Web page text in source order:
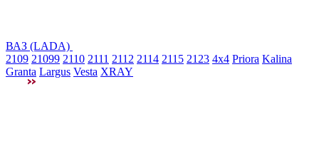
ВАЗ (LADA)
2109 21099 2110 2111 2112 2114 2115 2123 4x4 Priora Kalina
Granta Largus Vesta XRAY